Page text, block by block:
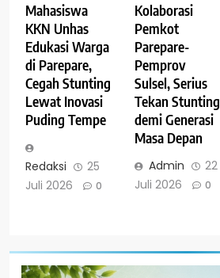
Mahasiswa
KKN Unhas
Edukasi Warga
di Parepare,
Cegah Stunting
Lewat Inovasi
Puding Tempe
Redaksi
25
Juli 2026
0
Kolaborasi
Pemkot
Parepare-
Pemprov
Sulsel, Serius
Tekan Stunting
demi Generasi
Masa Depan
Admin
22
Juli 2026
0